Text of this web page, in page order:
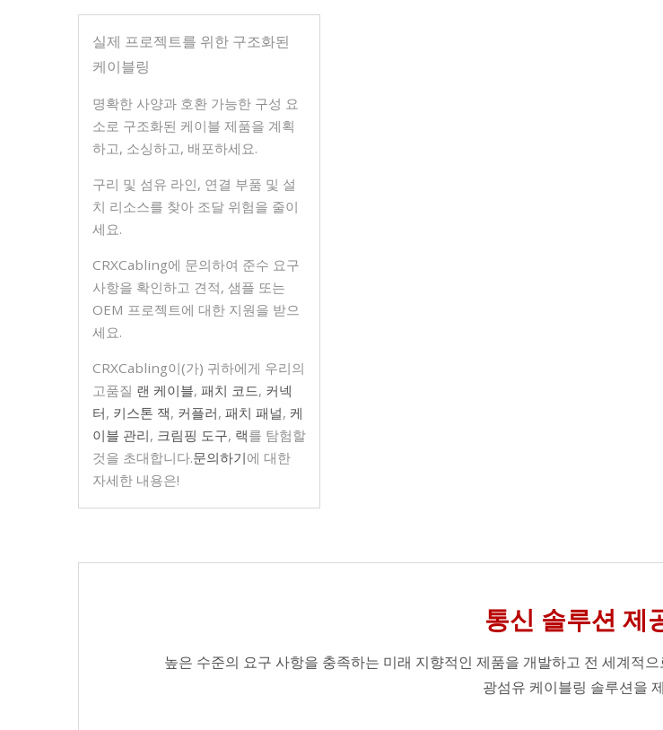
실제 프로젝트를 위한 구조화된
케이블링
명확한 사양과 호환 가능한 구성 요
소로 구조화된 케이블 제품을 계획
하고, 소싱하고, 배포하세요.
구리 및 섬유 라인, 연결 부품 및 설
치 리소스를 찾아 조달 위험을 줄이
세요.
CRXCabling에 문의하여 준수 요구
사항을 확인하고 견적, 샘플 또는
OEM 프로젝트에 대한 지원을 받으
세요.
CRXCabling이(가) 귀하에게 우리의
고품질 랜 케이블, 패치 코드, 커넥
터, 키스톤 잭, 커플러, 패치 패널, 케
이블 관리, 크림핑 도구, 랙를 탐험할
것을 초대합니다.문의하기에 대한
자세한 내용은!
통신 솔루션 제
높은 수준의 요구 사항을 충족하는 미래 지향적인 제품을 개발하고 전 세계적
광섬유 케이블링 솔루션을